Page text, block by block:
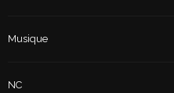
Musique
NC